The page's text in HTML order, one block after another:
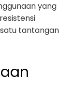
yang
tantangan